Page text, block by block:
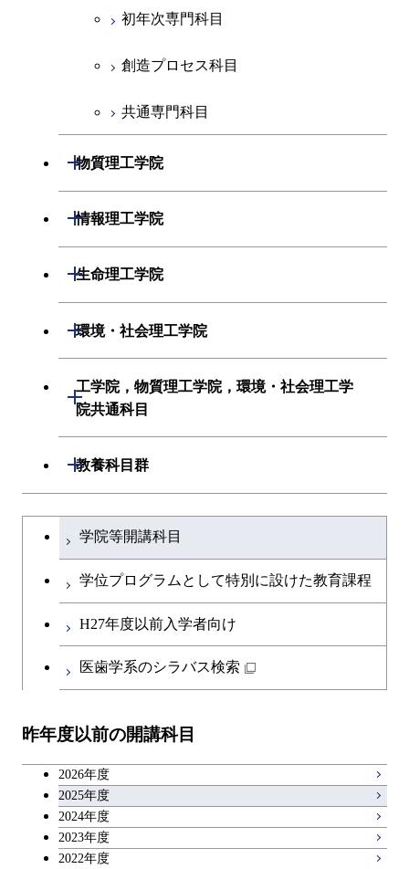
共通専門科目
初年次専門科目
創造プロセス科目
共通専門科目
物質理工学院
開閉
材料系
初年次専門科目
共通専門科目
情報理工学院
開閉
数理・計算科学系
初年次専門科目
創造プロセス科目
共通専門科目
生命理工学院
開閉
生命理工学系
創造プロセス科目
共通専門科目
環境・社会理工学院
開閉
建築学系
融合理工学系
初年次専門科目
工学院，物質理工学院，環境・社会理工学
院共通科目
開閉
工学院，物質理工学院，環境・社会
教養科目群
開閉
文系教養科目
英語科目
第二外国語科目
アントレプレナーシップ科目
学士課程を切り替える
学院等開講科目
学位プログラムとして特別に設けた教育課程
H27年度以前入学者向け
医歯学系のシラバス検索
昨年度以前の開講科目
2026年度
2025年度
2024年度
2023年度
2022年度